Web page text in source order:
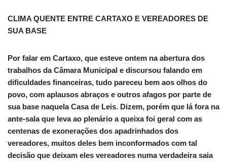
CLIMA QUENTE ENTRE CARTAXO E VEREADORES DE
SUA BASE
Por falar em Cartaxo, que esteve ontem na abertura dos
trabalhos da Câmara Municipal e discursou falando em
dificuldades financeiras, tudo pareceu bem aos olhos do
povo, com aplausos abraços e outros afagos por parte de
sua base naquela Casa de Leis. Dizem, porém que lá fora na
ante-sala que leva ao plenário a queixa foi geral com as
centenas de exonerações dos apadrinhados dos
vereadores, muitos deles bem inconformados com tal
decisão que deixam eles vereadores numa verdadeira saia